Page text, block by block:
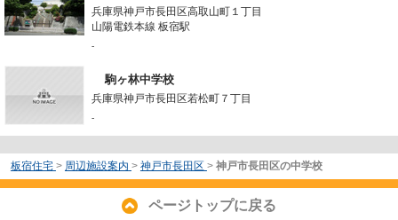
兵庫県神戸市長田区高取山町１丁目
山陽電鉄本線 板宿駅
-
駒ヶ林中学校
兵庫県神戸市長田区若松町７丁目
-
板宿住宅 > 周辺施設案内 > 神戸市長田区 > 神戸市長田区の中学校
ページトップに戻る